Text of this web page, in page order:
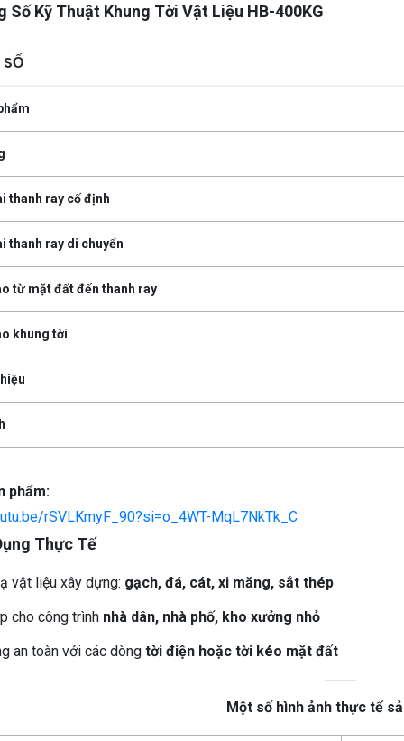
Số Kỹ Thuật Khung Tời Vật Liệu HB-400KG
thanh ray cố định
thanh ray di chuyển
từ mặt đất đến thanh ray
khung tời
phẩm:
rSVLKmyF_90?si=o_4WT-MqL7NkTk_C
Thực Tế
vật liệu xây dựng: gạch, đá, cát, xi măng, sắt thép
cho công trình nhà dân, nhà phố, kho xưởng nhỏ
an toàn với các dòng tời điện hoặc tời kéo mặt đất
Một số hình ảnh thực tế